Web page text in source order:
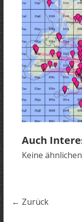
Auch
Keine
← Zurück